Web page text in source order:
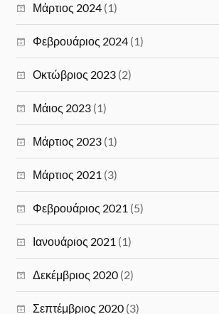
Μάρτιος 2024 (1)
Φεβρουάριος 2024 (1)
Οκτώβριος 2023 (2)
Μάιος 2023 (1)
Μάρτιος 2023 (1)
Μάρτιος 2021 (3)
Φεβρουάριος 2021 (5)
Ιανουάριος 2021 (1)
Δεκέμβριος 2020 (2)
Σεπτέμβριος 2020 (3)